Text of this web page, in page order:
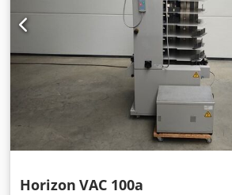
Horizon VAC 100a